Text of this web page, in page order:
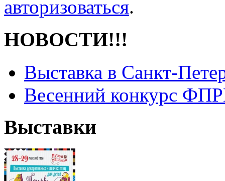
авторизоваться.
НОВОСТИ!!!
Выставка в Санкт-
Весенний конкурс
Выставки